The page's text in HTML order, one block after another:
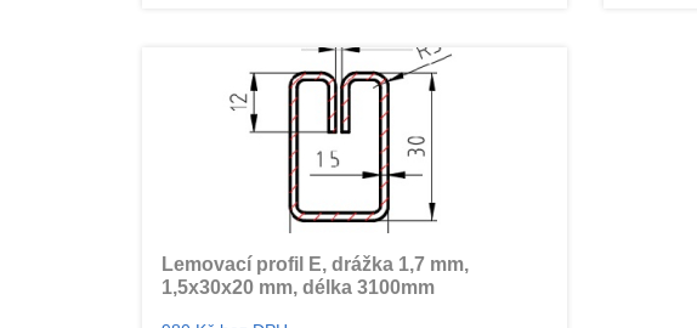
Lemovací profil E, drážka 1,7 mm,
1,5x30x20 mm, délka 3100mm